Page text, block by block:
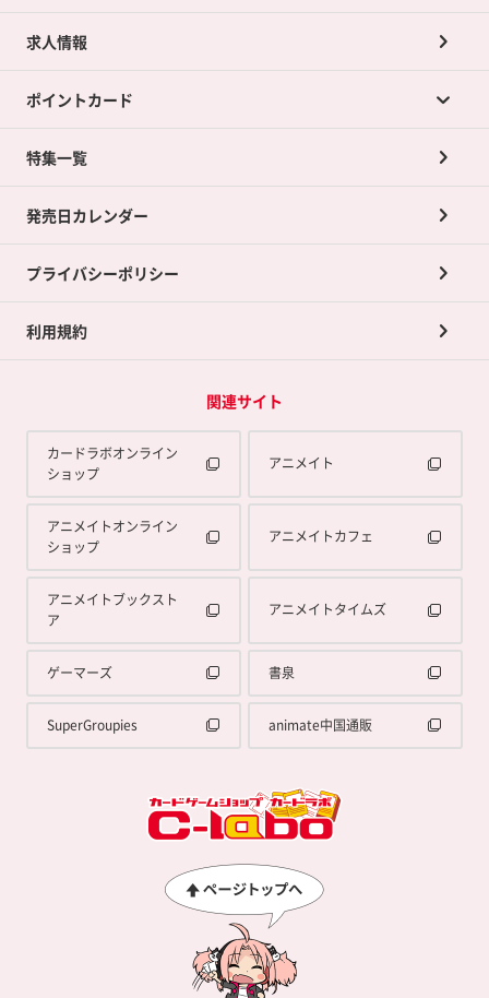
カードラボの買取サービスTOP
店舗買取について
ネット買取について
買取承諾書について
求人情報
ポイントカード
ポイントカードTOP
ポイント交換景品
特集一覧
発売日カレンダー
プライバシーポリシー
利用規約
関連サイト
カードラボオンライン
ショップ
アニメイト
アニメイトオンライン
ショップ
アニメイトカフェ
アニメイトブックスト
ア
アニメイトタイムズ
ゲーマーズ 書泉
SuperGroupies animate中国通販